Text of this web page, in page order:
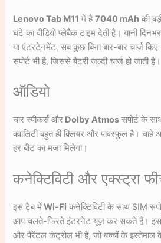
Lenovo Tab M11 में है7040 mAh की
घंटे का वीडियो प्लेबैक टाइम देती है। यानी
या एंटरटेनमेंट, सब कुछ बिना बार-बार चार्ज
सपोर्ट भी है, जिससे बैटरी जल्दी चार्ज हो जाती है।
ऑडियो
चार स्पीकर्स और Dolby Atmos सपोर्ट के
क्वालिटी बहुत ही क्लियर और पावरफुल है।
हर बीट का मजा मिलेगा।
कनेक्टिविटी और एक्स्ट्रा
इस टैब मेंWi-Fi कनेक्टिविटी के साथ SIM
आप चलते-फिरते इंटरनेट यूज़ कर सकते हैं।
और पैरेंटल कंट्रोल भी है, जो बच्चों के इस्तेमाल के